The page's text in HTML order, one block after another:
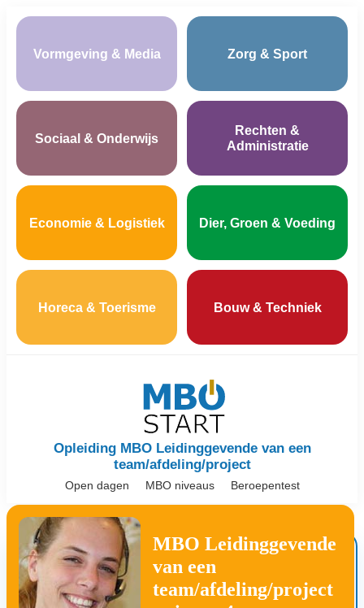
Vormgeving & Media Zorg & Sport
Sociaal & Onderwijs
Rechten &
Administratie
Economie & Logistiek Dier, Groen & Voeding
Horeca & Toerisme Bouw & Techniek
Opleiding MBO Leidinggevende van een
team/afdeling/project
Open dagen MBO niveaus Beroepentest
MBO Leidinggevende
van een
team/afdeling/project